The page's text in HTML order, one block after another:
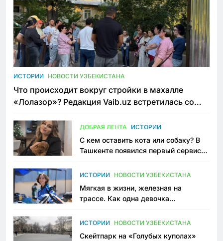
ИСТОРИИ НОВОСТИ УЗБЕКИСТАНА
Что происходит вокруг стройки в махалле
«Лолазор»? Редакция Vaib.uz встретилась со
ДОБРАЯ ЛЕНТА ИСТОРИИ
С кем оставить кота или собаку? В
Ташкенте появился первый сервис
ИСТОРИИ НОВОСТИ УЗБЕКИСТАНА
Мягкая в жизни, железная на
трассе. Как одна девочка
Узбекистане
ИСТОРИИ НОВОСТИ УЗБЕКИСТАНА
Скейтпарк на «Голубых куполах»